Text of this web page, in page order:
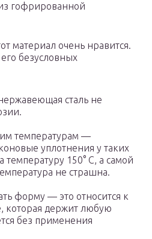
гофрированной
материал очень нравится.
безусловных
сталь не
температурам —
уплотнения у таких
температуру 150° С, а самой
не страшна.
форму — это относится к
которая держит любую
без применения